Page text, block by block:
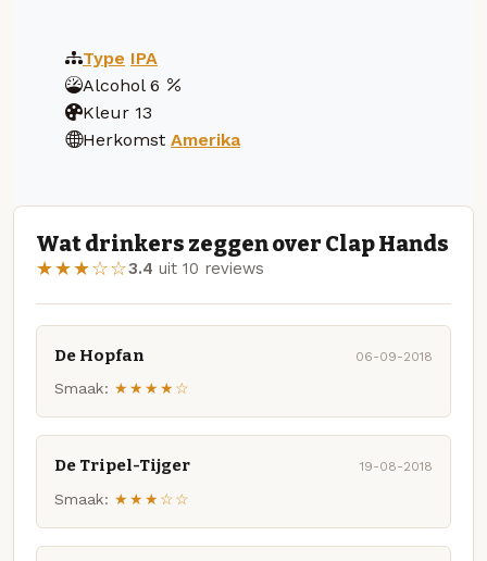
Type IPA
Alcohol 6
Kleur 13
Herkomst Amerika
Wat drinkers zeggen over Clap Hands
★★★☆☆3.4 uit 10 reviews
De Hopfan 06-09-2018
Smaak: ★★★★☆
De Tripel-Tijger 19-08-2018
Smaak: ★★★☆☆